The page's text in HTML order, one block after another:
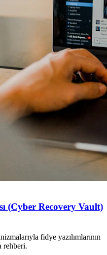
(Cyber Recovery Vault)
fidye yazılımlarının
rehberi.